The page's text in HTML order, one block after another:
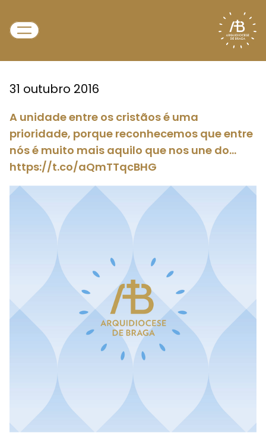
31 outubro 2016
A unidade entre os cristãos é uma
prioridade, porque reconhecemos que entre
nós é muito mais aquilo que nos une do…
https://t.co/aQmTTqcBHG